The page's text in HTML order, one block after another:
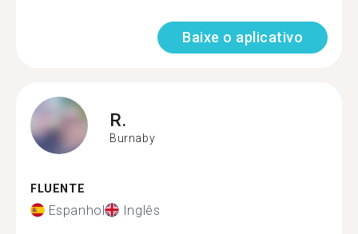
Baixe o aplicativo
R.
Burnaby
FLUENTE
Espanhol Inglês